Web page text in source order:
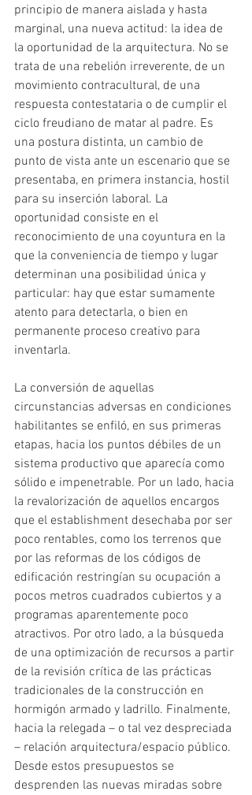
principio de manera aislada y hasta
marginal, una nueva actitud: la idea de
la oportunidad de la arquitectura. No se
trata de una rebelión irreverente, de un
movimiento contracultural, de una
respuesta contestataria o de cumplir el
ciclo freudiano de matar al padre. Es
una postura distinta, un cambio de
punto de vista ante un escenario que se
presentaba, en primera instancia, hostil
para su inserción laboral. La
oportunidad consiste en el
reconocimiento de una coyuntura en la
que la conveniencia de tiempo y lugar
determinan una posibilidad única y
particular: hay que estar sumamente
atento para detectarla, o bien en
permanente proceso creativo para
inventarla.
La conversión de aquellas
circunstancias adversas en condiciones
habilitantes se enfiló, en sus primeras
etapas, hacia los puntos débiles de un
sistema productivo que aparecía como
sólido e impenetrable. Por un lado, hacia
la revalorización de aquellos encargos
que el establishment desechaba por ser
poco rentables, como los terrenos que
por las reformas de los códigos de
edificación restringían su ocupación a
pocos metros cuadrados cubiertos y a
programas aparentemente poco
atractivos. Por otro lado, a la búsqueda
de una optimización de recursos a partir
de la revisión crítica de las prácticas
tradicionales de la construcción en
hormigón armado y ladrillo. Finalmente,
hacia la relegada – o tal vez despreciada
– relación arquitectura/espacio público.
Desde estos presupuestos se
desprenden las nuevas miradas sobre